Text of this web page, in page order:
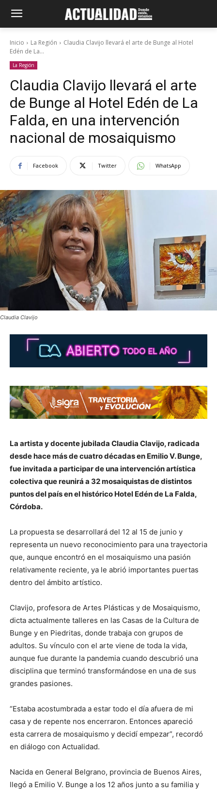
Inicio La Región
Claudia Clavijo llevará el arte de Bunge al Hotel
Edén de La...
La Región
Claudia Clavijo llevará el arte
de Bunge al Hotel Edén de La
Falda, en una intervención
nacional de mosaiquismo
Facebook Twitter WhatsApp
Claudia Clavijo
La artista y docente jubilada Claudia Clavijo, radicada
desde hace más de cuatro décadas en Emilio V. Bunge,
fue invitada a participar de una intervención artística
colectiva que reunirá a 32 mosaiquistas de distintos
puntos del país en el histórico Hotel Edén de La Falda,
Córdoba.
La propuesta se desarrollará del 12 al 15 de junio y
representa un nuevo reconocimiento para una trayectoria
que, aunque encontró en el mosaiquismo una pasión
relativamente reciente, ya le abrió importantes puertas
dentro del ámbito artístico.
Clavijo, profesora de Artes Plásticas y de Mosaiquismo,
dicta actualmente talleres en las Casas de la Cultura de
Bunge y en Piedritas, donde trabaja con grupos de
adultos. Su vínculo con el arte viene de toda la vida,
aunque fue durante la pandemia cuando descubrió una
disciplina que terminó transformándose en una de sus
grandes pasiones.
“Estaba acostumbrada a estar todo el día afuera de mi
casa y de repente nos encerraron. Entonces apareció
esta carrera de mosaiquismo y decidí empezar”, recordó
en diálogo con Actualidad.
Nacida en General Belgrano, provincia de Buenos Aires,
llegó a Emilio V. Bunge a los 12 años junto a su familia y